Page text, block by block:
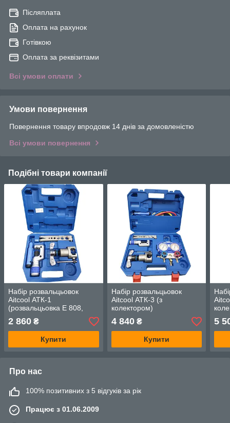
Післяплата
Оплата на рахунок
Готівкою
Оплата за реквізитами
Всі умови оплати
Умови повернення
Повернення товару впродовж 14 днів за домовленістю
Всі умови повернення
Подібні товари компанії
Набір розвальцьовок
Aitcool АТК-1
(розвальцьовка Е 808,
труборіз, ример)
2 860 ₴
Купити
Набір розвальцьовок
Aitcool АТК-3 (з
колектором)
4 840₴
Купити
5
Про нас
100% позитивних з 5 відгуків за рік
Працює з 01.06.2009